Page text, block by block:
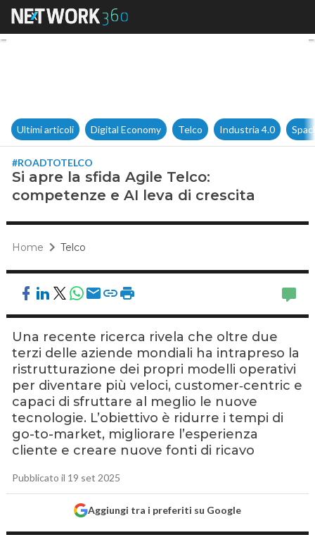
Si apre la sfida Agile Telco:
Ultimi articoli Digital Economy Telco Industria 4.0
#ROADTOTELCO
Si apre la sfida Agile Telco:
competenze e AI leva di crescita
Home Telco
Una recente ricerca rivela che oltre due
terzi delle aziende mondiali ha intrapreso la
ristrutturazione dei propri modelli operativi
per diventare più veloci, customer‑centric e
capaci di sfruttare al meglio le nuove
tecnologie. L’obiettivo è ridurre i tempi di
go-to-market, migliorare l’esperienza
cliente e creare nuove fonti di ricavo
Pubblicato il 19 set 2025
Aggiungi tra i preferiti su Google